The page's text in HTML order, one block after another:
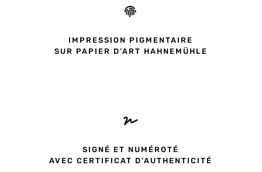

IMPRESSION PIGMENTAIRE
SUR PAPIER D’ART HAHNEMÜHLE

SIGNÉ ET NUMÉROTÉ
AVEC CERTIFICAT D’AUTHENTICITÉ